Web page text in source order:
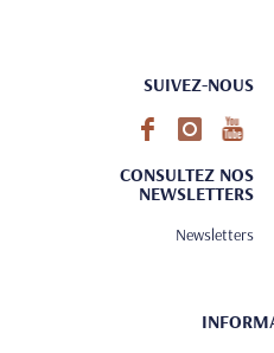
SUIVEZ-NOUS
CONSULTEZ NOS
NEWSLETTERS
Newsletters